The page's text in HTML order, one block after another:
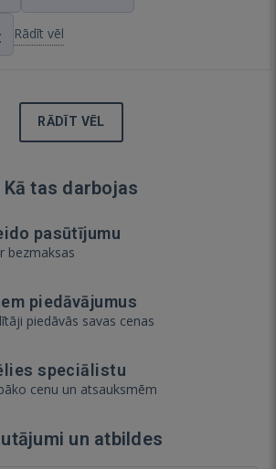
Rādīt vēl
RĀDĪT VĒL
Kā tas darbojas
pasūtījumu
bezmaksas
piedāvājumus
piedāvās savas cenas
speciālistu
cenu un atsauksmēm
un atbildes